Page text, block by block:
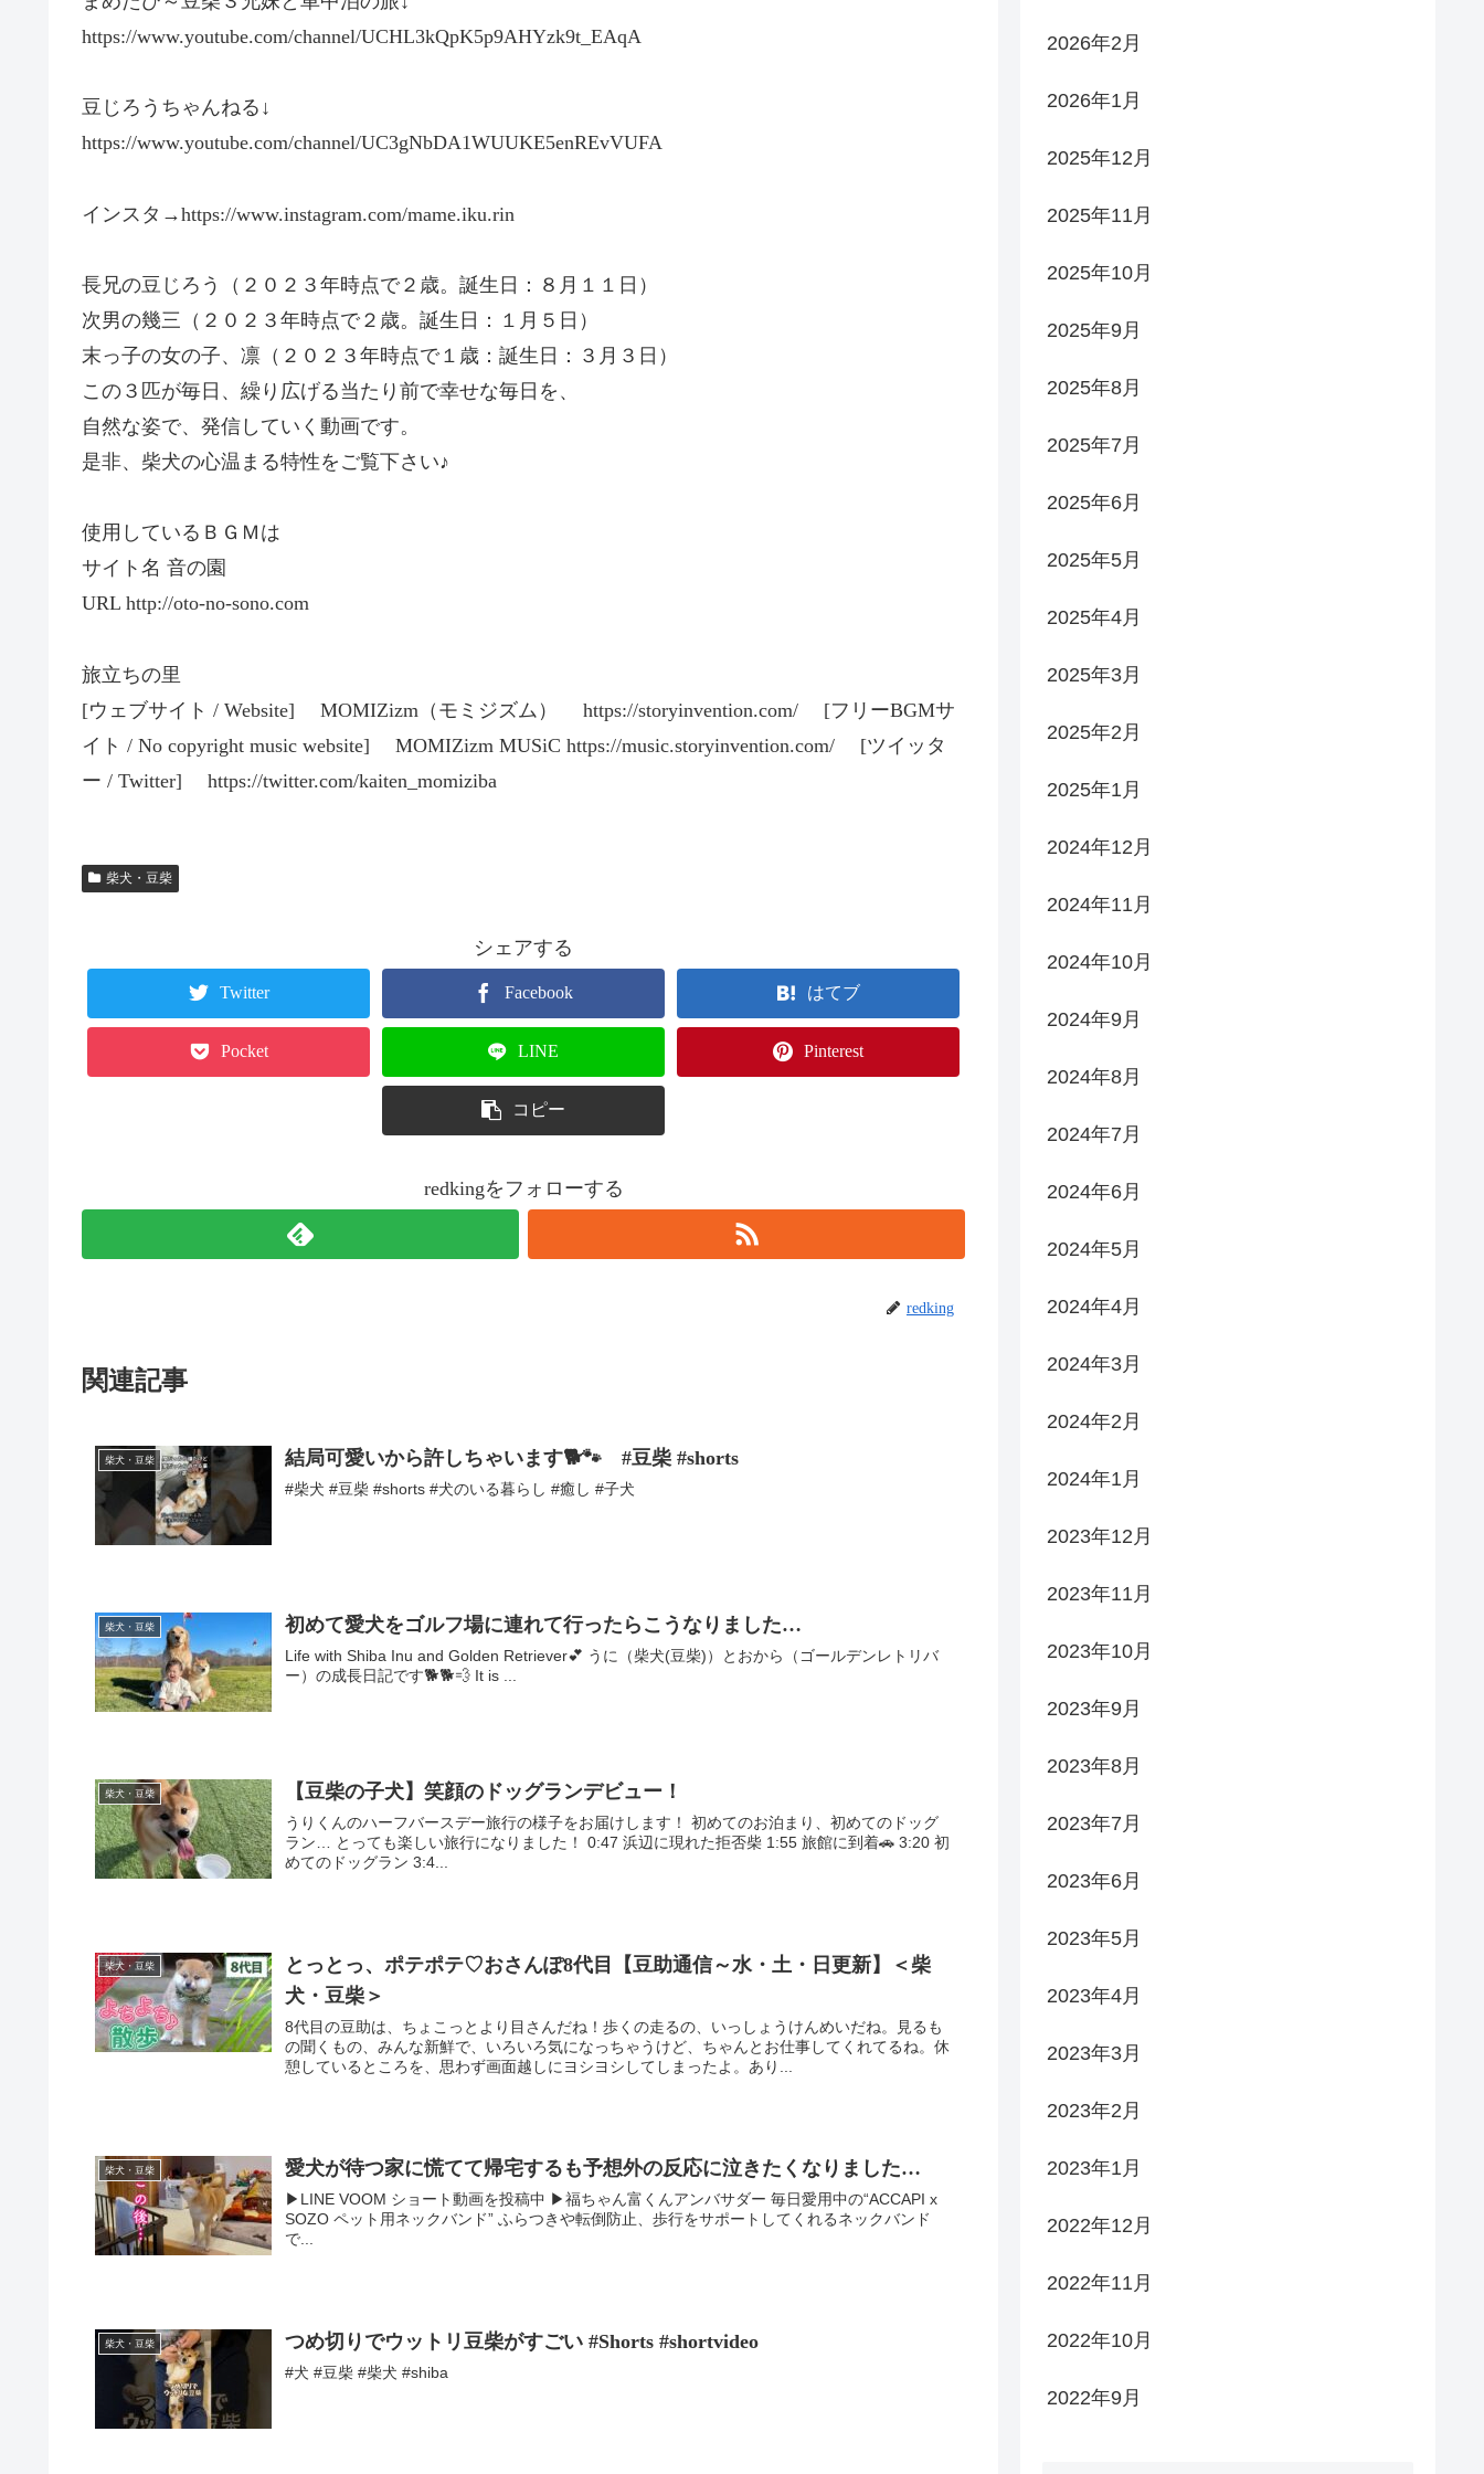
https://www.youtube.com/channel/UCHL3kQpK5p9AHYzk9t_EAqA
豆じろうちゃんねる↓
https://www.youtube.com/channel/UC3gNbDA1WUUKE5enREvVUFA
インスタ→https://www.instagram.com/mame.iku.rin
長兄の豆じろう（２０２３年時点で２歳。誕生日：８月１１日）
次男の幾三（２０２３年時点で２歳。誕生日：１月５日）
末っ子の女の子、凛（２０２３年時点で１歳：誕生日：３月３日）
この３匹が毎日、繰り広げる当たり前で幸せな毎日を、
自然な姿で、発信していく動画です。
是非、柴犬の心温まる特性をご覧下さい♪
使用しているＢＧＭは
サイト名 音の園
URL http://oto-no-sono.com
旅立ちの里
[ウェブサイト / Website] MOMIZizm（モミジズム） https://storyinvention.com/ [フリーBGMサ
イト / No copyright music website] MOMIZizm MUSiC https://music.storyinvention.com/ [ツイッタ
ー / Twitter] https://twitter.com/kaiten_momiziba
柴犬・豆柴
シェアする
Twitter Facebook はてブ
Pocket LINE Pinterest
コピー
redkingをフォローする
redking
関連記事
柴犬・豆柴 結局可愛いから許しちゃいます🐕🐾 #豆柴 #shorts
#柴犬 #豆柴 #shorts #犬のいる暮らし #癒し #子犬
柴犬・豆柴 初めて愛犬をゴルフ場に連れて行ったらこうなりました…
Life with Shiba Inu and Golden Retriever💕 うに（柴犬(豆柴)）とおから（ゴールデンレトリバ
ー）の成長日記です🐕🐕💨 It is ...
柴犬・豆柴 【豆柴の子犬】笑顔のドッグランデビュー！
うりくんのハーフバースデー旅行の様子をお届けします！ 初めてのお泊まり、初めてのドッグ
ラン… とっても楽しい旅行になりました！ 0:47 浜辺に現れた拒否柴 1:55 旅館に到着🚗 3:20 初
めてのドッグラン 3:4...
柴犬・豆柴
とっとっ、ポテポテ♡おさんぽ8代目【豆助通信～水・土・日更新】＜柴
犬・豆柴＞
8代目の豆助は、ちょこっとより目さんだね！歩くの走るの、いっしょうけんめいだね。見るも
の聞くもの、みんな新鮮で、いろいろ気になっちゃうけど、ちゃんとお仕事してくれてるね。休
憩しているところを、思わず画面越しにヨシヨシしてしまったよ。あり...
柴犬・豆柴 愛犬が待つ家に慌てて帰宅するも予想外の反応に泣きたくなりました…
▶︎LINE VOOM ショート動画を投稿中 ▶︎福ちゃん富くんアンバサダー 毎日愛用中の“ACCAPI x
SOZO ペット用ネックバンド” ふらつきや転倒防止、歩行をサポートしてくれるネックバンド
で...
柴犬・豆柴 つめ切りでウットリ豆柴がすごい #Shorts #shortvideo
#犬 #豆柴 #柴犬 #shiba
2026年2月
2026年1月
2025年12月
2025年11月
2025年10月
2025年9月
2025年8月
2025年7月
2025年6月
2025年5月
2025年4月
2025年3月
2025年2月
2025年1月
2024年12月
2024年11月
2024年10月
2024年9月
2024年8月
2024年7月
2024年6月
2024年5月
2024年4月
2024年3月
2024年2月
2024年1月
2023年12月
2023年11月
2023年10月
2023年9月
2023年8月
2023年7月
2023年6月
2023年5月
2023年4月
2023年3月
2023年2月
2023年1月
2022年12月
2022年11月
2022年10月
2022年9月